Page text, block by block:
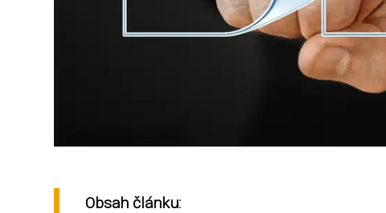
Obsah článku: